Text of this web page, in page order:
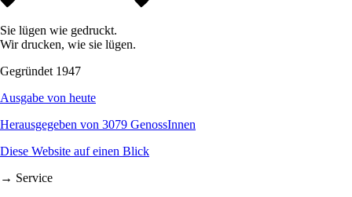
Sie lügen wie gedruckt.
Wir drucken, wie sie lügen.
Gegründet 1947
Ausgabe von heute
Herausgegeben von 3079 GenossInnen
Diese Website auf einen Blick
→ Service